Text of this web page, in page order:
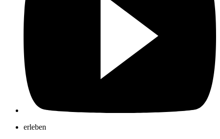
erleben